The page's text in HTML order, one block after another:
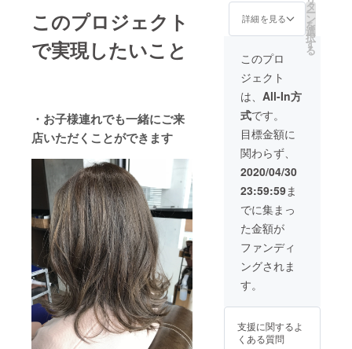
このプロジェクト
で実現したいこと
・お子様連れでも一緒にご来
店いただくことができます
にお伝
えさせ
ス
円)の
コース
を 月に
１回利
用可
能。全6
回分チ
ケッ
ト。
93,000
円相当
※有効期
限2020
年5月〜
2020年
11月末
まで。
クラウ
ドファ
ンディ
ング限
詳細を見る
タ
ー
ン
を
選
択
す
る
このプロ
ジェクト
は、 All-In方
式です。
目標金額に
関わらず、
2020/04/30
23:59:59ま
でに集まっ
た金額が
ファンディ
ングされま
す。
支援に関するよ
くある質問